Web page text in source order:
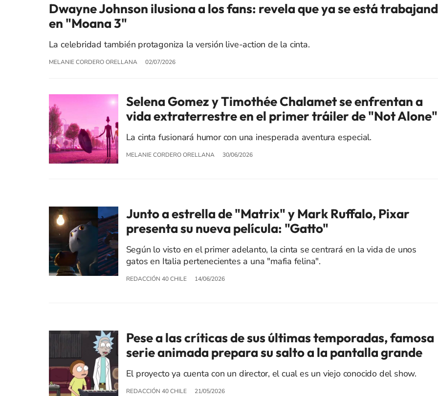
Dwayne Johnson ilusiona a los fans: revela que ya se está
en "Moana 3"
La celebridad también protagoniza la versión live-action de la cinta.
MELANIE CORDERO ORELLANA 02/07/2026
Selena Gomez y Timothée Chalamet se enfrentan a
vida extraterrestre en el primer tráiler de "Not Alone"
La cinta fusionará humor con una inesperada aventura especial.
MELANIE CORDERO ORELLANA 30/06/2026
Junto a estrella de "Matrix" y Mark Ruffalo, Pixar
presenta su nueva película: "Gatto"
Según lo visto en el primer adelanto, la cinta se centrará en la vida de unos
gatos en Italia pertenecientes a una "mafia felina".
REDACCIÓN 40 CHILE 14/06/2026
Pese a las críticas de sus últimas temporadas, famosa
serie animada prepara su salto a la pantalla grande
El proyecto ya cuenta con un director, el cual es un viejo conocido del show.
REDACCIÓN 40 CHILE 21/05/2026